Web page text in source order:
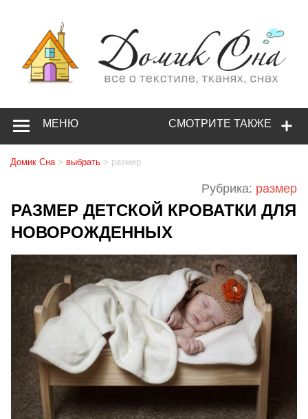
СМОТРИТЕ ТАКЖЕ
МЕНЮ
Домик Сна > выбрать > размер
Рубрика: размер
РАЗМЕР ДЕТСКОЙ КРОВАТКИ ДЛЯ
НОВОРОЖДЕННЫХ